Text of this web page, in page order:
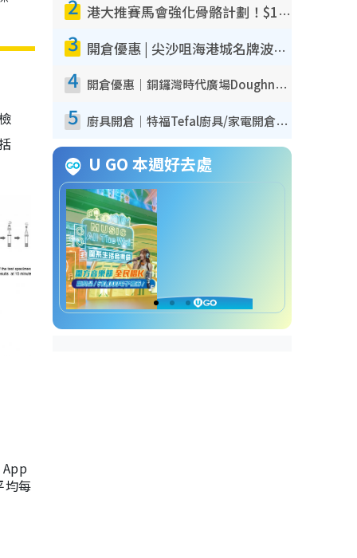
均每
2 港大推賽馬會強化骨骼計劃！$100骨質密度X光檢查 完成免費運動訓練送超市禮券！附參加資格
3 開倉優惠 | 尖沙咀海港城名牌波鞋開倉低至1折！On鞋$899起／Joy&Peace鞋履$98起
4 開倉優惠｜銅鑼灣時代廣場Doughnut/Campo Marzio開倉低至1折！背囊、書包、手袋劈價$200起
5 廚具開倉｜特福Tefal廚具/家電開倉低至3折！$220起買平底鍋/炒鑊/湯煲！電飯煲/吸塵機/燙斗$418起
U GO 本週好去處